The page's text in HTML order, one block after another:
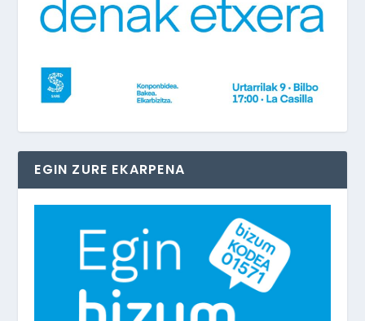
EGIN ZURE EKARPENA